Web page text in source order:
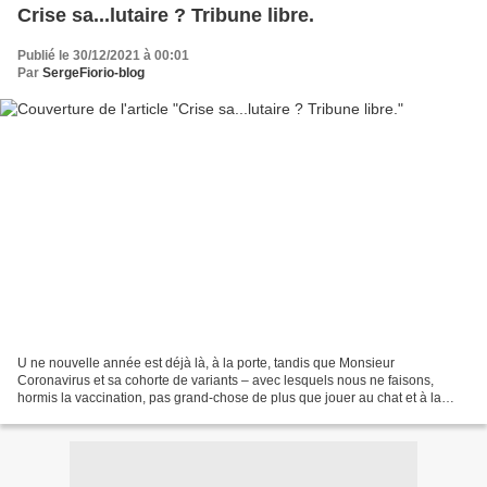
Crise sa...lutaire ? Tribune libre.
Publié le 30/12/2021 à 00:01
Par SergeFiorio-blog
U ne nouvelle année est déjà là, à la porte, tandis que Monsieur
Coronavirus et sa cohorte de variants – avec lesquels nous ne faisons,
hormis la vaccination, pas grand-chose de plus que jouer au chat et à la